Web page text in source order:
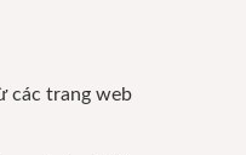
các trang web